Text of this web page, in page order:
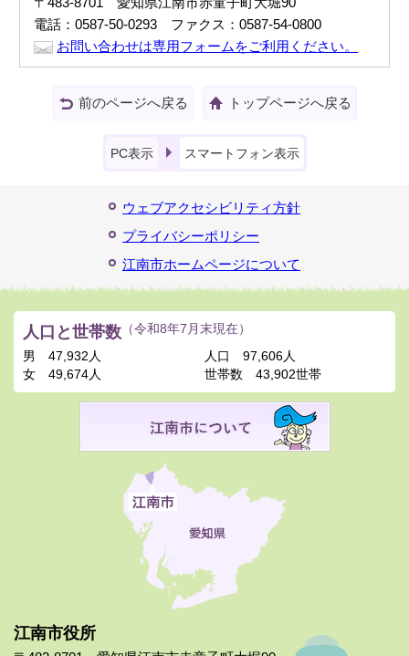
電話：0587-50-0293 ファクス：0587-54-0800
お問い合わせは専用フォームをご利用ください。
前のページへ戻る トップページへ戻る
PC表示 スマートフォン表示
ウェブアクセシビリティ方針
プライバシーポリシー
江南市ホームページについて
江南市役所
人口と世帯数 （令和8年7月末現在）
男
47,932人
女
49,674人
人口
97,606人
世帯数
43,902世帯